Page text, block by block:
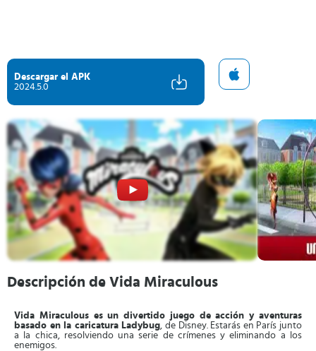
Descargar el APK
2024.5.0
Descripción de Vida Miraculous
Vida Miraculous es un divertido juego de acción y aventuras
basado en la caricatura Ladybug, de Disney. Estarás en París junto
a la chica, resolviendo una serie de crímenes y eliminando a los
enemigos.